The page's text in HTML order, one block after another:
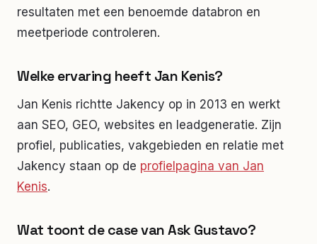
resultaten met een benoemde databron en
meetperiode controleren.
Welke ervaring heeft Jan Kenis?
Jan Kenis richtte Jakency op in 2013 en werkt
aan SEO, GEO, websites en leadgeneratie. Zijn
profiel, publicaties, vakgebieden en relatie met
Jakency staan op de profielpagina van Jan
Kenis.
Wat toont de case van Ask Gustavo?